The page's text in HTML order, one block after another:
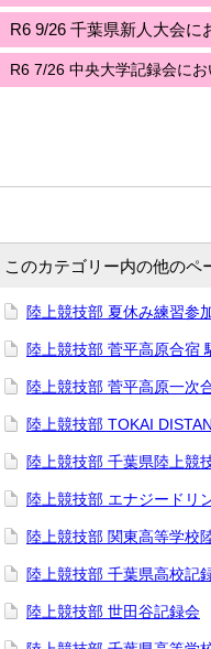
R6 9/26 千葉県新人大会に
R6 7/26 中央大学記録会に
このカテゴリー内の他のペ
陸上競技部 夏休み練習参
陸上競技部 菅平高原合宿
陸上競技部 菅平高原一次
陸上競技部 TOKAI
陸上競技部 千葉県陸上競
陸上競技部 エナジードリ
陸上競技部 関東高等学校
陸上競技部 千葉県高校記
陸上競技部 世田谷記録会